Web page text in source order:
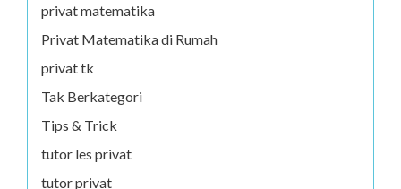
privat matematika
Privat Matematika di Rumah
privat tk
Tak Berkategori
Tips & Trick
tutor les privat
tutor privat